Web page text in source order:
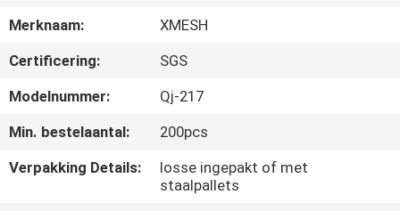
FABRIEKSREIS
KWALITEITSCONTROLE
CONTACTEER
ONS
Merknaam:
XMESH
Certificering:
SGS
Modelnummer:
Qj-217
Min. bestelaantal:
200pcs
Verpakking Details:
losse ingepakt of met
staalpallets